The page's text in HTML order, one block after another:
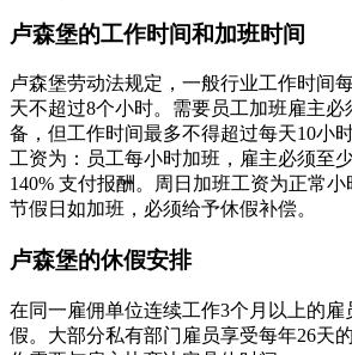
卢森堡的工作时间和加班时间
卢森堡劳动法规定，一般行业工作时间
天不超过8个小时。需要员工加班雇主必
备，但工作时间最多不得超过每天10小
工资为：员工每小时加班，雇主必须至
140% 支付报酬。周日加班工资为正常小
节假日如加班，必须给予休假补偿。
卢森堡的休假安排
在同一雇佣单位连续工作3个月以上的雇
假。大部分私有部门雇员享受每年26天